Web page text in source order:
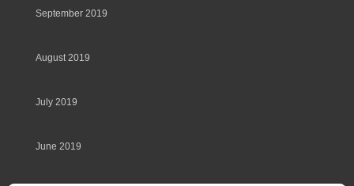
September 2019
August 2019
July 2019
June 2019